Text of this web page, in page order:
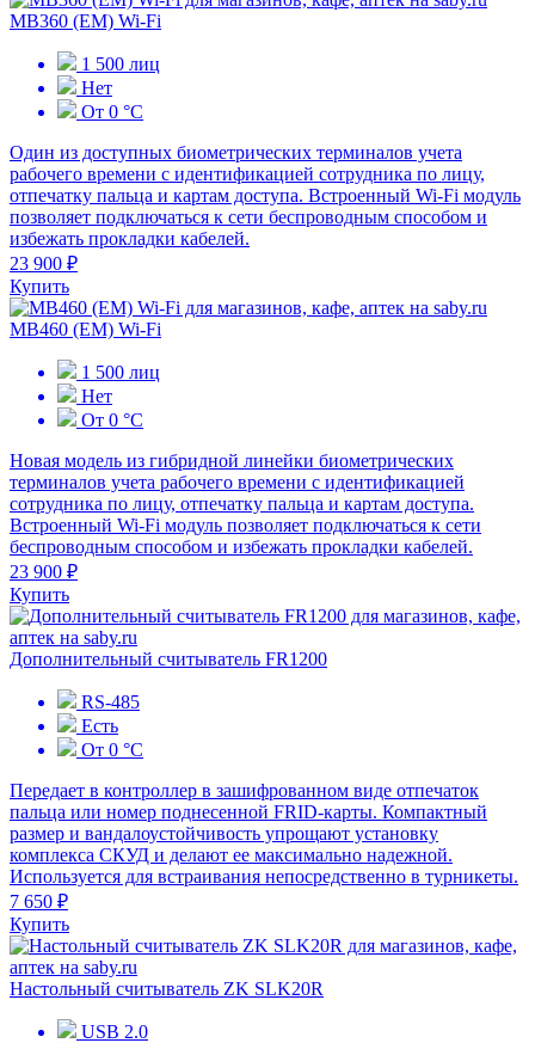
MB360 (EM) Wi-Fi
1 500 лиц
Нет
От 0 °С
Один из доступных биометрических терминалов учета
рабочего времени с идентификацией сотрудника по лицу,
отпечатку пальца и картам доступа. Встроенный Wi-Fi модуль
позволяет подключаться к сети беспроводным способом и
избежать прокладки кабелей.
23 900 ₽
Купить
MB460 (EM) Wi-Fi
1 500 лиц
Нет
От 0 °С
Новая модель из гибридной линейки биометрических
терминалов учета рабочего времени с идентификацией
сотрудника по лицу, отпечатку пальца и картам доступа.
Встроенный Wi-Fi модуль позволяет подключаться к сети
беспроводным способом и избежать прокладки кабелей.
23 900 ₽
Купить
Дополнительный считыватель FR1200
RS-485
Есть
От 0 °C
Передает в контроллер в зашифрованном виде отпечаток
пальца или номер поднесенной FRID-карты. Компактный
размер и вандалоустойчивость упрощают установку
комплекса СКУД и делают ее максимально надежной.
Используется для встраивания непосредственно в турникеты.
7 650 ₽
Купить
Настольный считыватель ZK SLK20R
USB 2.0